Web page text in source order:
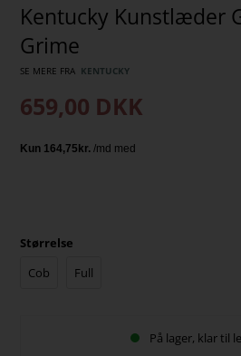
Kentucky Kunstlæder
Grime
SE MERE FRA KENTUCKY
659,00 DKK
Størrelse
Cob
Full
På lager, klar til